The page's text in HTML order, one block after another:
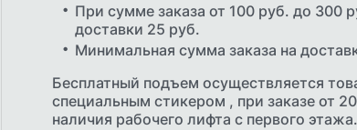
При сумме заказа от 100 руб. до 300
доставки 25 руб.
Минимальная сумма заказа на
Бесплатный подъем осуществляется
специальным стикером , при заказе от
наличия рабочего лифта с первого этажа.